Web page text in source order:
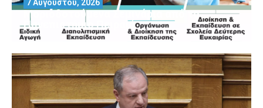
Μοριοδοτούμενα Σεμινάρια από το
Πανεπιστήμιο Πειραιά
7 Αυγούστου, 2026